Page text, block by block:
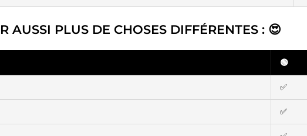
AUSSI PLUS DE CHOSES DIFFÉRENTES : 😍
🟢
✅
✅